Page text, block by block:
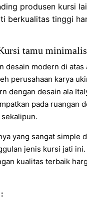
produsen kursi
berkualitas tinggi
tamu
desain modern di
perusahaan karya
dengan desain ala
pada ruangan
yang sangat simple
jenis kursi jati
kualitas terbaik